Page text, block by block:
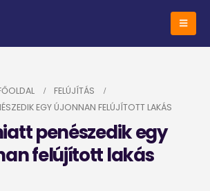
FELÚJÍTÁS
EGY ÚJONNAN FELÚJÍTOTT LAKÁS
penészedik egy
felújított lakás